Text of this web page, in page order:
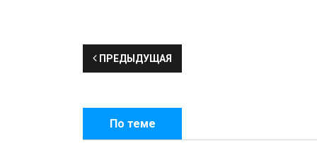
ПРЕДЫДУЩАЯ
По теме